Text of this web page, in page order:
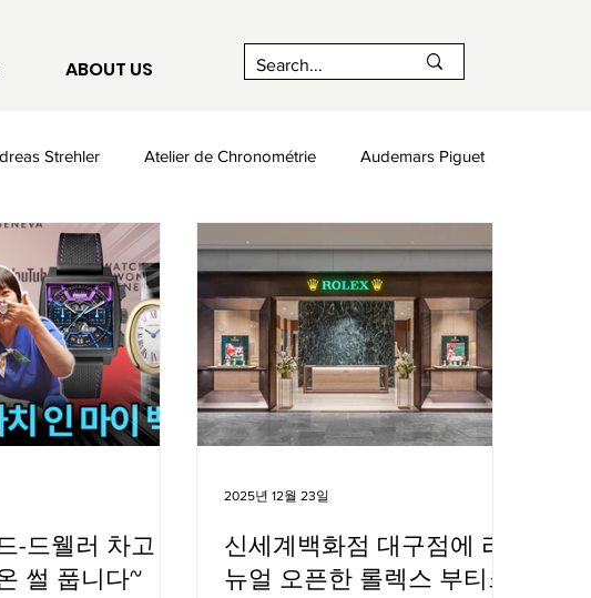
ABOUT US
Strehler Atelier de Chronométrie Audemars Piguet
Chanel Chaumet Citizen Corum Czapek
Constant Franck Muller
-드웰러 차고 제
썰 풉니다~
신세계백화점 대구점에 리
뉴얼 오픈한 롤렉스 부티크
2025년 12월 23일